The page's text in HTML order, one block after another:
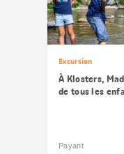
Excursion
À Klosters,
de tous les
Payant